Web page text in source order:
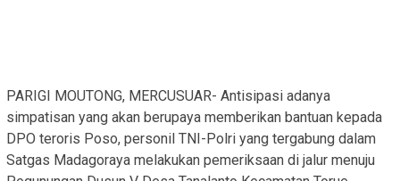
PARIGI MOUTONG, MERCUSUAR- Antisipasi adanya
simpatisan yang akan berupaya memberikan bantuan kepada
DPO teroris Poso, personil TNI-Polri yang tergabung dalam
Satgas Madagoraya melakukan pemeriksaan di jalur menuju